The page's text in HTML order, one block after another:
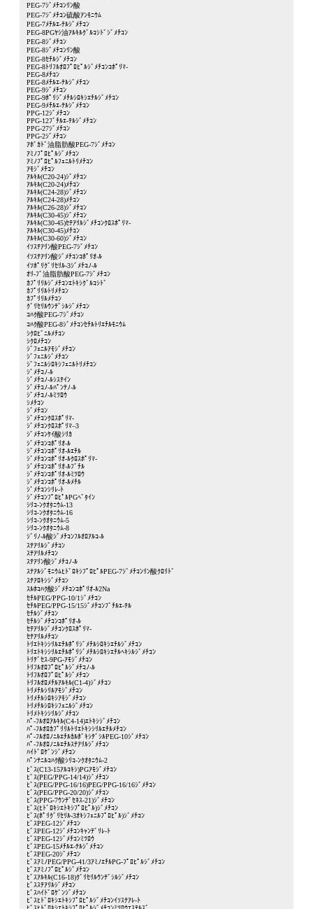
PEG-7ｼﾞﾒﾁｺﾝﾘﾝ酸
PEG-7ｼﾞﾒﾁｺﾝ硫酸ｱﾝﾓﾆｳﾑ
PEG-7ﾒﾁﾙｴ-ﾃﾙｼﾞﾒﾁｺﾝ
PEG-8PGﾔｼ油ｱﾙｷﾙｸﾞﾙｺｼﾄﾞｼﾞﾒﾁｺﾝ
PEG-8ｼﾞﾒﾁｺﾝ
PEG-8ｼﾞﾒﾁｺﾝﾘﾝ酸
PEG-8ｾﾁﾙｼﾞﾒﾁｺﾝ
PEG-8ﾄﾘﾌﾙｵﾛﾌﾟﾛﾋﾟﾙｼﾞﾒﾁｺﾝｺﾎﾟﾘﾏ-
PEG-8ﾒﾁｺﾝ
PEG-8ﾒﾁﾙｴ-ﾃﾙｼﾞﾒﾁｺﾝ
PEG-9ｼﾞﾒﾁｺﾝ
PEG-9ﾎﾟﾘｼﾞﾒﾁﾙｼﾛｷｼｴﾁﾙｼﾞﾒﾁｺﾝ
PEG-9ﾒﾁﾙｴ-ﾃﾙｼﾞﾒﾁｺﾝ
PPG-12ｼﾞﾒﾁｺﾝ
PPG-12ﾌﾞﾁﾙｴ-ﾃﾙｼﾞﾒﾁｺﾝ
PPG-27ｼﾞﾒﾁｺﾝ
PPG-2ｼﾞﾒﾁｺﾝ
ｱﾎﾞｶﾄﾞ油脂肪酸PEG-7ｼﾞﾒﾁｺﾝ
ｱﾐﾉﾌﾟﾛﾋﾟﾙｼﾞﾒﾁｺﾝ
ｱﾐﾉﾌﾟﾛﾋﾟﾙﾌｪﾆﾙﾄﾘﾒﾁｺﾝ
ｱﾓｼﾞﾒﾁｺﾝ
ｱﾙｷﾙ(C20-24)ｼﾞﾒﾁｺﾝ
ｱﾙｷﾙ(C20-24)ﾒﾁｺﾝ
ｱﾙｷﾙ(C24-28)ｼﾞﾒﾁｺﾝ
ｱﾙｷﾙ(C24-28)ﾒﾁｺﾝ
ｱﾙｷﾙ(C26-28)ｼﾞﾒﾁｺﾝ
ｱﾙｷﾙ(C30-45)ｼﾞﾒﾁｺﾝ
ｱﾙｷﾙ(C30-45)ｾﾃｱﾘﾙｼﾞﾒﾁｺﾝｸﾛｽﾎﾟﾘﾏ-
ｱﾙｷﾙ(C30-45)ﾒﾁｺﾝ
ｱﾙｷﾙ(C30-60)ｼﾞﾒﾁｺﾝ
ｲｿｽﾃｱﾘﾝ酸PEG-7ｼﾞﾒﾁｺﾝ
ｲｿｽﾃｱﾘﾝ酸ｼﾞﾒﾁｺﾝｺﾎﾟﾘｵ-ﾙ
ｲｿﾎﾟﾘｸﾞﾘｾﾘﾙ-3ｼﾞﾒﾁｺﾉ-ﾙ
ｵﾘ-ﾌﾞ油脂肪酸PEG-7ｼﾞﾒﾁｺﾝ
ｶﾌﾟﾘﾘﾙｼﾞﾒﾁｺﾝｴﾄｷｼｸﾞﾙｺｼﾄﾞ
ｶﾌﾟﾘﾘﾙﾄﾘﾒﾁｺﾝ
ｶﾌﾟﾘﾘﾙﾒﾁｺﾝ
ｸﾞﾘｾﾘﾙｳﾝﾃﾞｼﾙｼﾞﾒﾁｺﾝ
ｺﾊｸ酸PEG-7ｼﾞﾒﾁｺﾝ
ｺﾊｸ酸PEG-8ｼﾞﾒﾁｺﾝｾﾁﾙﾄﾘｴﾁﾙﾓﾆｳﾑ
ｼｸﾛﾋﾞﾆﾙﾒﾁｺﾝ
ｼｸﾛﾒﾁｺﾝ
ｼﾞﾌｪﾆﾙｱﾓｼﾞﾒﾁｺﾝ
ｼﾞﾌｪﾆﾙｼﾞﾒﾁｺﾝ
ｼﾞﾌｪﾆﾙｼﾛｷｼﾌｪﾆﾙﾄﾘﾒﾁｺﾝ
ｼﾞﾒﾁｺﾉ-ﾙ
ｼﾞﾒﾁｺﾉ-ﾙｼｽﾃｲﾝ
ｼﾞﾒﾁｺﾉ-ﾙﾊﾟﾝﾃﾉ-ﾙ
ｼﾞﾒﾁｺﾉ-ﾙﾐﾂﾛｳ
ｼﾒﾁｺﾝ
ｼﾞﾒﾁｺﾝ
ｼﾞﾒﾁｺﾝｸﾛｽﾎﾟﾘﾏ-
ｼﾞﾒﾁｺﾝｸﾛｽﾎﾟﾘﾏ–3
ｼﾞﾒﾁｺﾝｹｲ酸ｼﾘｶ
ｼﾞﾒﾁｺﾝｺﾎﾟﾘｵ-ﾙ
ｼﾞﾒﾁｺﾝｺﾎﾟﾘｵ-ﾙｴﾁﾙ
ｼﾞﾒﾁｺﾝｺﾎﾟﾘｵ-ﾙｸﾛｽﾎﾟﾘﾏ-
ｼﾞﾒﾁｺﾝｺﾎﾟﾘｵ-ﾙﾌﾞﾁﾙ
ｼﾞﾒﾁｺﾝｺﾎﾟﾘｵ-ﾙﾐﾂﾛｳ
ｼﾞﾒﾁｺﾝｺﾎﾟﾘｵ-ﾙﾒﾁﾙ
ｼﾞﾒﾁｺﾝｼﾘﾚ-ﾄ
ｼﾞﾒﾁｺﾝﾌﾟﾛﾋﾟﾙPGﾍﾞﾀｲﾝ
ｼﾘｺ-ﾝｸｵﾀﾆｳﾑ-13
ｼﾘｺ-ﾝｸｵﾀﾆｳﾑ-16
ｼﾘｺ-ﾝｸｵﾀﾆｳﾑ-5
ｼﾘｺ-ﾝｸｵﾀﾆｳﾑ-8
ｼﾞﾘﾉ-ﾙ酸ｼﾞﾒﾁｺﾝﾌﾙｵﾛｱﾙｺ-ﾙ
ｽﾃｱﾘﾙｼﾞﾒﾁｺﾝ
ｽﾃｱﾘﾙﾒﾁｺﾝ
ｽﾃｱﾘﾝ酸ｼﾞﾒﾁｺﾉ-ﾙ
ｽﾃｱﾙｼﾞﾓﾆｳﾑﾋﾄﾞﾛｷｼﾌﾟﾛﾋﾟﾙPEG-7ｼﾞﾒﾁｺﾝﾘﾝ酸ｸﾛﾘﾄﾞ
ｽﾃｱﾛｷｼｼﾞﾒﾁｺﾝ
ｽﾙﾎｺﾊｸ酸ｼﾞﾒﾁｺﾝｺﾎﾟﾘｵ-ﾙ2Na
ｾﾁﾙPEG/PPG-10/1ｼﾞﾒﾁｺﾝ
ｾﾁﾙPEG/PPG-15/15ｼﾞﾒﾁｺﾝﾌﾞﾁﾙｴ-ﾃﾙ
ｾﾁﾙｼﾞﾒﾁｺﾝ
ｾﾁﾙｼﾞﾒﾁｺﾝｺﾎﾟﾘｵ-ﾙ
ｾﾃｱﾘﾙｼﾞﾒﾁｺﾝｸﾛｽﾎﾟﾘﾏ-
ｾﾃｱﾘﾙﾒﾁｺﾝ
ﾄﾘｴﾄｷｼｼﾘﾙｴﾁﾙﾎﾟﾘｼﾞﾒﾁﾙｼﾛｷｼｴﾁﾙｼﾞﾒﾁｺﾝ
ﾄﾘｴﾄｷｼｼﾘﾙｴﾁﾙﾎﾟﾘｼﾞﾒﾁﾙｼﾛｷｼｴﾁﾙﾍｷｼﾙｼﾞﾒﾁｺﾝ
ﾄﾘﾃﾞｾｽ-9PG-ｱﾓｼﾞﾒﾁｺﾝ
ﾄﾘﾌﾙｵﾛﾌﾟﾛﾋﾟﾙｼﾞﾒﾁｺﾉ-ﾙ
ﾄﾘﾌﾙｵﾛﾌﾟﾛﾋﾟﾙｼﾞﾒﾁｺﾝ
ﾄﾘﾌﾙｵﾛﾒﾁﾙｱﾙｷﾙ(C1-4)ｼﾞﾒﾁｺﾝ
ﾄﾘﾒﾁﾙｼﾘﾙｱﾓｼﾞﾒﾁｺﾝ
ﾄﾘﾒﾁﾙｼﾛｷｼｱﾓｼﾞﾒﾁｺﾝ
ﾄﾘﾒﾁﾙｼﾛｷｼﾌｪﾆﾙｼﾞﾒﾁｺﾝ
ﾄﾘﾒﾄｷｼｼﾘﾙｼﾞﾒﾁｺﾝ
ﾊﾟ-ﾌﾙｵﾛｱﾙｷﾙ(C4-14)ｴﾄｷｼｼﾞﾒﾁｺﾝ
ﾊﾟ-ﾌﾙｵﾛｶﾌﾟﾘﾘﾙﾄﾘｴﾄｷｼｼﾘﾙｴﾁﾙﾒﾁｺﾝ
ﾊﾟ-ﾌﾙｵﾛﾉﾆﾙｴﾁﾙｶﾙﾎﾞｷｼﾃﾞｼﾙPEG-10ｼﾞﾒﾁｺﾝ
ﾊﾟ-ﾌﾙｵﾛﾉﾆﾙｴﾁﾙｽﾃｱﾘﾙｼﾞﾒﾁｺﾝ
ﾊｲﾄﾞﾛｹﾞﾝｼﾞﾒﾁｺﾝ
ﾊﾟﾝﾃﾆﾙｺﾊｸ酸ｼﾘｺ-ﾝｸｵﾀﾆｳﾑ-2
ﾋﾞｽ(C13-15ｱﾙｺｷｼ)PGｱﾓｼﾞﾒﾁｺﾝ
ﾋﾞｽ(PEG/PPG-14/14)ｼﾞﾒﾁｺﾝ
ﾋﾞｽ(PEG/PPG-16/16)PEG/PPG-16/16ｼﾞﾒﾁｺﾝ
ﾋﾞｽ(PEG/PPG-20/20)ｼﾞﾒﾁｺﾝ
ﾋﾞｽ(PPG-7ｳﾝﾃﾞｾﾈｽ-21)ｼﾞﾒﾁｺﾝ
ﾋﾞｽ(ﾋﾄﾞﾛｷｼｴﾄｷｼﾌﾟﾛﾋﾟﾙ)ｼﾞﾒﾁｺﾝ
ﾋﾞｽ(ﾎﾟﾘｸﾞﾘｾﾘﾙ-3ｵｷｼﾌｪﾆﾙﾌﾟﾛﾋﾟﾙ)ｼﾞﾒﾁｺﾝ
ﾋﾞｽPEG-12ｼﾞﾒﾁｺﾝ
ﾋﾞｽPEG-12ｼﾞﾒﾁｺﾝｷｬﾝﾃﾞﾘﾚ-ﾄ
ﾋﾞｽPEG-12ｼﾞﾒﾁｺﾝﾐﾂﾛｳ
ﾋﾞｽPEG-15ﾒﾁﾙｴ-ﾃﾙｼﾞﾒﾁｺﾝ
ﾋﾞｽPEG-20ｼﾞﾒﾁｺﾝ
ﾋﾞｽｱﾐﾉPEG/PPG-41/3ｱﾐﾉｴﾁﾙPG-ﾌﾟﾛﾋﾟﾙｼﾞﾒﾁｺﾝ
ﾋﾞｽｱﾐﾉﾌﾟﾛﾋﾟﾙｼﾞﾒﾁｺﾝ
ﾋﾞｽｱﾙｷﾙ(C16-18)ｸﾞﾘｾﾘﾙｳﾝﾃﾞｼﾙｼﾞﾒﾁｺﾝ
ﾋﾞｽｽﾃｱﾘﾙｼﾞﾒﾁｺﾝ
ﾋﾞｽﾊｲﾄﾞﾛｹﾞﾝｼﾞﾒﾁｺﾝ
ﾋﾞｽﾋﾄﾞﾛｷｼｴﾄｷｼﾌﾟﾛﾋﾟﾙｼﾞﾒﾁｺﾝｲｿｽﾃｱﾚ-ﾄ